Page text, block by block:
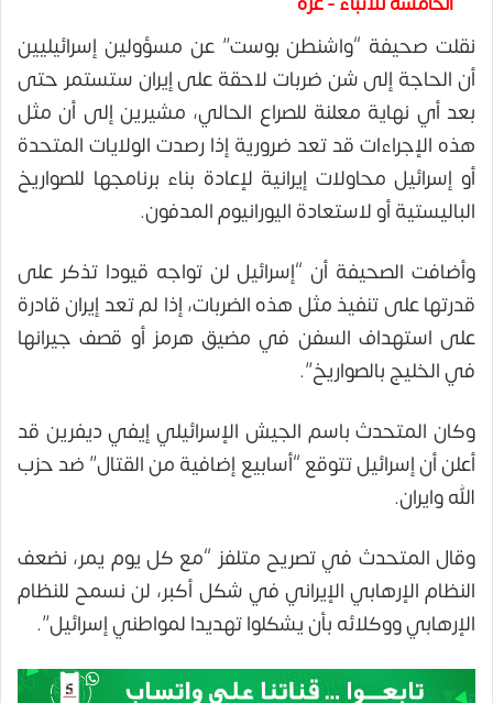
نقلت صحيفة “واشنطن بوست” عن مسؤولين إسرائيليين
أن الحاجة إلى شن ضربات لاحقة على إيران ستستمر حتى
بعد أي نهاية معلنة للصراع الحالي، مشيرين إلى أن مثل
هذه الإجراءات قد تعد ضرورية إذا رصدت الولايات المتحدة
أو إسرائيل محاولات إيرانية لإعادة بناء برنامجها للصواريخ
الباليستية أو لاستعادة اليورانيوم المدفون.
وأضافت الصحيفة أن “إسرائيل لن تواجه قيودا تذكر على
قدرتها على تنفيذ مثل هذه الضربات، إذا لم تعد إيران قادرة
على استهداف السفن في مضيق هرمز أو قصف جيرانها
في الخليج بالصواريخ”.
وكان المتحدث باسم الجيش الإسرائيلي إيفي ديفرين قد
أعلن أن إسرائيل تتوقع “أسابيع إضافية من القتال” ضد حزب
الله وايران.
وقال المتحدث في تصريح متلفز “مع كل يوم يمر، نضعف
النظام الإرهابي الإيراني في شكل أكبر، لن نسمح للنظام
الإرهابي ووكلائه بأن يشكلوا تهديدا لمواطني إسرائيل”.